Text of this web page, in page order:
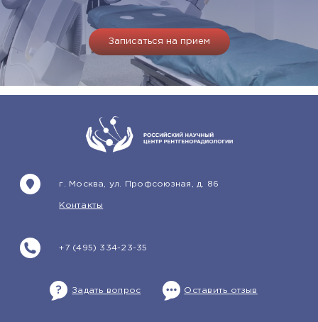
Записаться на прием
+7 (495) 334-23-35
г. Москва, ул. Профсоюзная, д. 86
Контакты
Задать вопрос Оставить отзыв